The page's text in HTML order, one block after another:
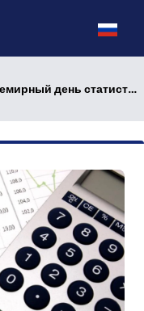
день статистики